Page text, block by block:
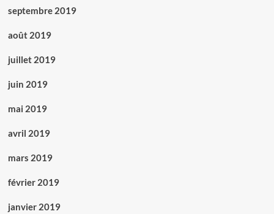
septembre 2019
août 2019
juillet 2019
juin 2019
mai 2019
avril 2019
mars 2019
février 2019
janvier 2019